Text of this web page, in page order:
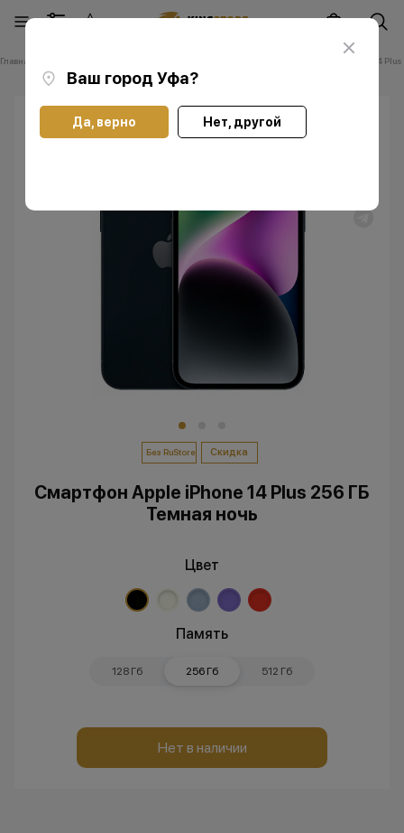
Ваш город Уфа?
Да, верно Нет, другой
Главная Смартфоны Apple iPhone 14 Plus
Без RuStore Скидка
Смартфон Apple iPhone 14 Plus 256 ГБ
Темная ночь
Цвет
Память
128 Гб 256 Гб 512 Гб
Нет в наличии